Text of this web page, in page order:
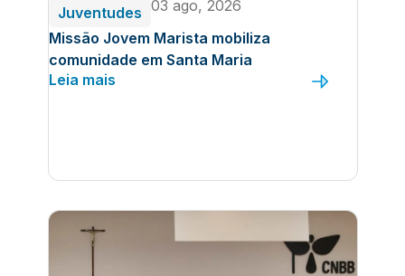
Juventudes 03 ago, 2026
Missão Jovem Marista mobiliza
comunidade em Santa Maria
Leia mais